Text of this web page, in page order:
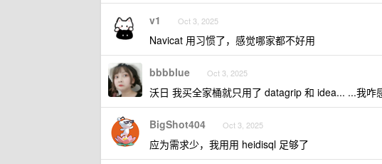
v1 Oct 3, 2025
Navicat 用习惯了，感觉哪家都不好用
bbbblue Oct 3, 2025
沃日 我买全家桶就只用了 datagrip 和 idea... ...我
BigShot404 Oct 3, 2025
应为需求少，我用用 heidisql 足够了